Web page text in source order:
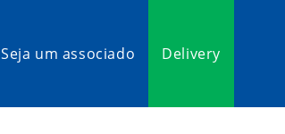
Seja um associado Delivery